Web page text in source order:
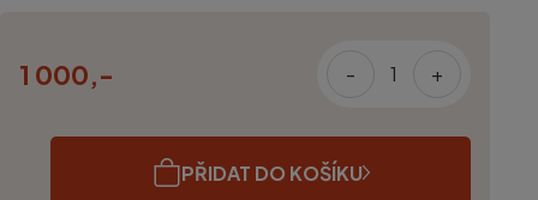
1 000,- - +
PŘIDAT DO KOŠÍKU